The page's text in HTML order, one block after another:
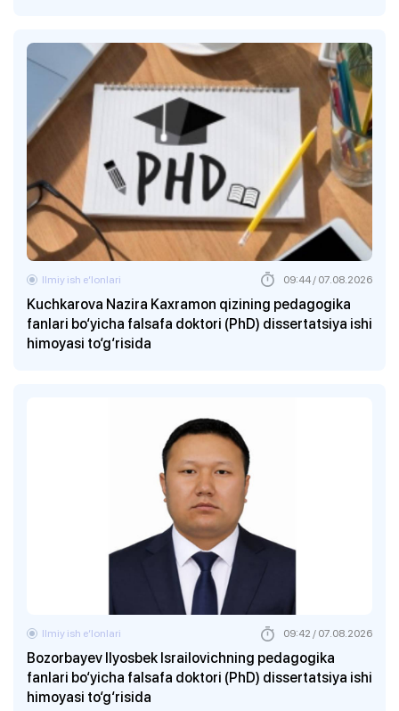
Kuchkarova Nazira Kaxramon qizining pedagogika
fanlari bo‘yicha falsafa doktori (PhD) dissertatsiya ishi
himoyasi to‘g‘risida
Ilmiy ish eʼlonlari 09:44 / 07.08.2026
Bozorbayev Ilyosbek Israilovichning pedagogika
fanlari bo‘yicha falsafa doktori (PhD) dissertatsiya ishi
himoyasi to‘g‘risida
Ilmiy ish eʼlonlari 09:42 / 07.08.2026